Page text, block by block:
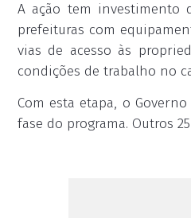
A ação tem investimento
prefeituras com
vias de acesso às
condições de trabalho no
Com esta etapa, o
fase do programa. Outros